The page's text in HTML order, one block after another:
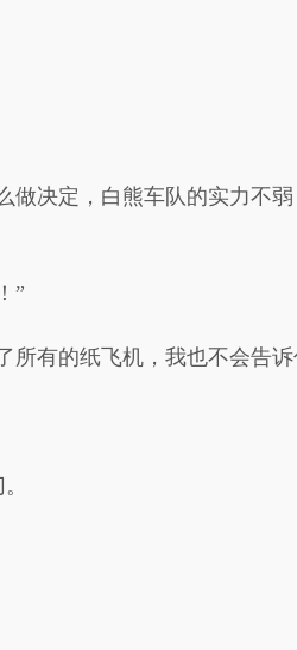
决定，白熊车队的实力不
”
所有的纸飞机，我也不会告诉